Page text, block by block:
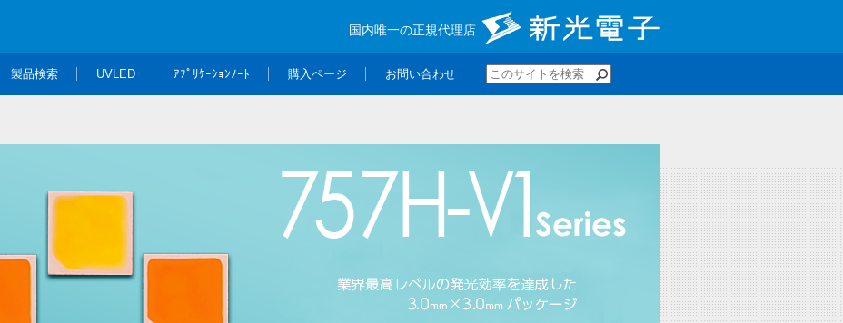
国内唯一の正規代理店
製品検索 UVLED ｱﾌﾟﾘｹｰｼｮﾝﾉｰﾄ 購入ページ お問い合わせ